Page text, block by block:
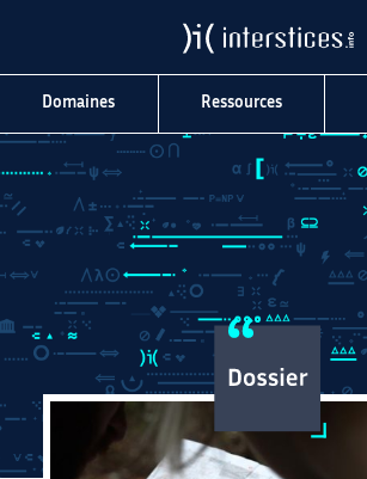
Domaines Ressources